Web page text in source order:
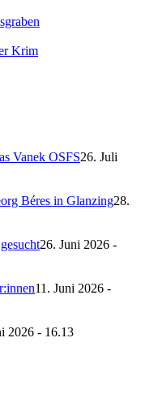
Krim
Vanek OSFS26. Juli
Béres in Glanzing28.
26. Juni 2026 -
11. Juni 2026 -
2026 - 16.13